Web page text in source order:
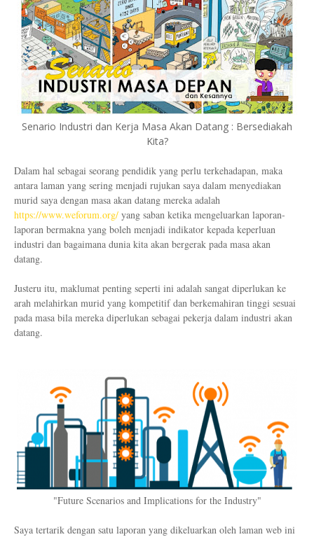
Senario Industri dan Kerja Masa Akan Datang : Bersediakah
Kita?
Dalam hal sebagai seorang pendidik yang perlu terkehadapan, maka
antara laman yang sering menjadi rujukan saya dalam menyediakan
murid saya dengan masa akan datang mereka adalah
https://www.weforum.org/ yang saban ketika mengeluarkan laporan-
laporan bermakna yang boleh menjadi indikator kepada keperluan
industri dan bagaimana dunia kita akan bergerak pada masa akan
datang.
Justeru itu, maklumat penting seperti ini adalah sangat diperlukan ke
arah melahirkan murid yang kompetitif dan berkemahiran tinggi sesuai
pada masa bila mereka diperlukan sebagai pekerja dalam industri akan
datang.
"Future Scenarios and Implications for the Industry"
Saya tertarik dengan satu laporan yang dikeluarkan oleh laman web ini